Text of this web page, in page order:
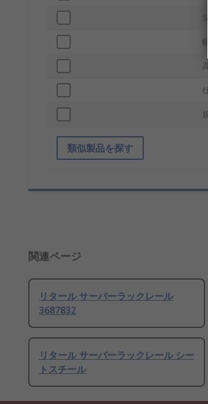
幅
類似製品を探す
関連ページ
リタール サーバーラックレール
3687832
リタール サーバーラックレール シー
トスチール